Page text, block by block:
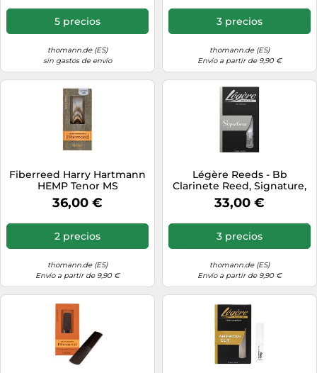
5 precios
thomann.de (ES)
sin gastos de envío
3 precios
thomann.de (ES)
Envío a partir de 9,90 €
Fiberreed Harry Hartmann
HEMP Tenor MS
36,00 €
2 precios
thomann.de (ES)
Envío a partir de 9,90 €
Légère Reeds - Bb
Clarinete Reed, Signature,
Dureza 3.00 (BBSS3.00) -
Cañas Sintéticas Premium
33,00 €
3 precios
thomann.de (ES)
Envío a partir de 9,90 €